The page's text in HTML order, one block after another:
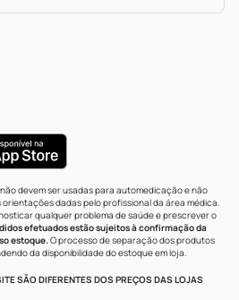
devem ser usadas para automedicação e não
dadas pelo profissional da área médica.
qualquer problema de saúde e prescrever o
efetuados estão sujeitos à confirmação da
estoque.O processo de separação dos produtos
da disponibilidade do estoque em loja.
SÃO DIFERENTES DOS PREÇOS DAS LOJAS